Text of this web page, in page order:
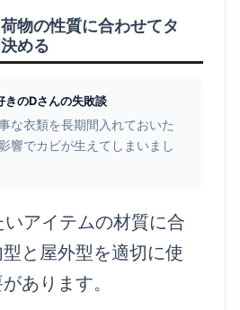
物の性質に合わせてタ
める
きのDさんの失敗談
な衣類を長期間入れておいた
響でカビが生えてしまいまし
いアイテムの材質に合
と屋外型を適切に使
あります。